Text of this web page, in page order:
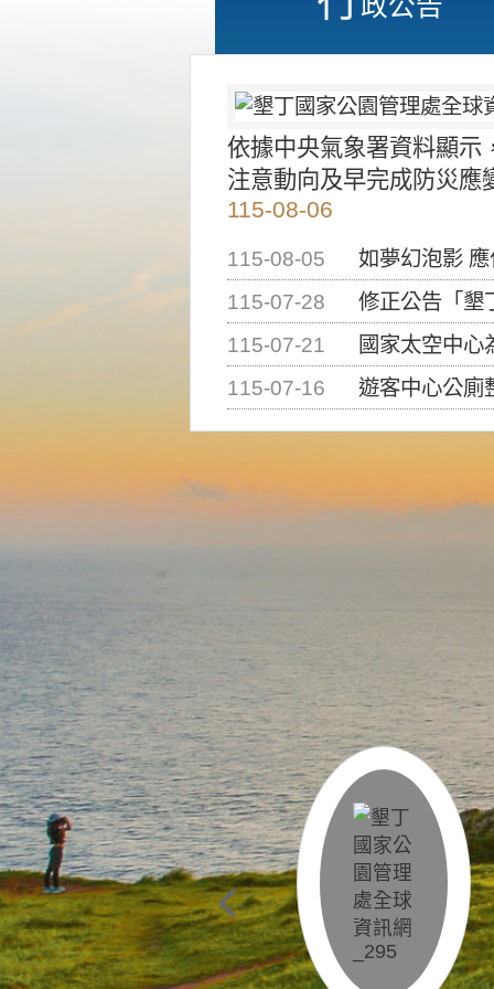
依據中央氣象署資料顯示
注意動向及早完成防災應
115-08-06
115-08-05
如夢幻泡影
115-07-28
修正公告「墾丁國家公
115-07-21
國家太空中心為辦理
115-07-16
遊客中心公廁